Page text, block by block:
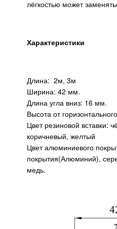
лёгкостью может
Характеристики
Длина: 2м, 3м
Ширина: 42 мм.
Длина угла вниз: 16 мм.
Высота от
Цвет резиновой вставки:
коричневый, желтый
Цвет алюминиевого
покрытия(Алюминий),
медь.